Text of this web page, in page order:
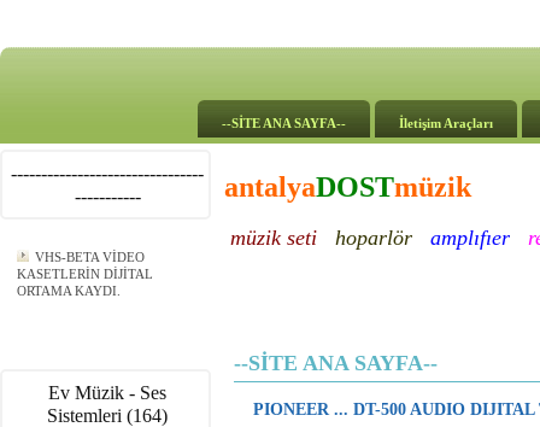
--SİTE ANA SAYFA-- İletişim Araçları
--------------------------------
-----------
VHS-BETA VİDEO
KASETLERİN DİJİTAL
ORTAMA KAYDI.
Ev Müzik - Ses
Sistemleri (164)
antalyaDOSTmüzik
müzik seti hoparlör amplıfıer
--SİTE ANA SAYFA--
PIONEER ... DT-500 AUDIO